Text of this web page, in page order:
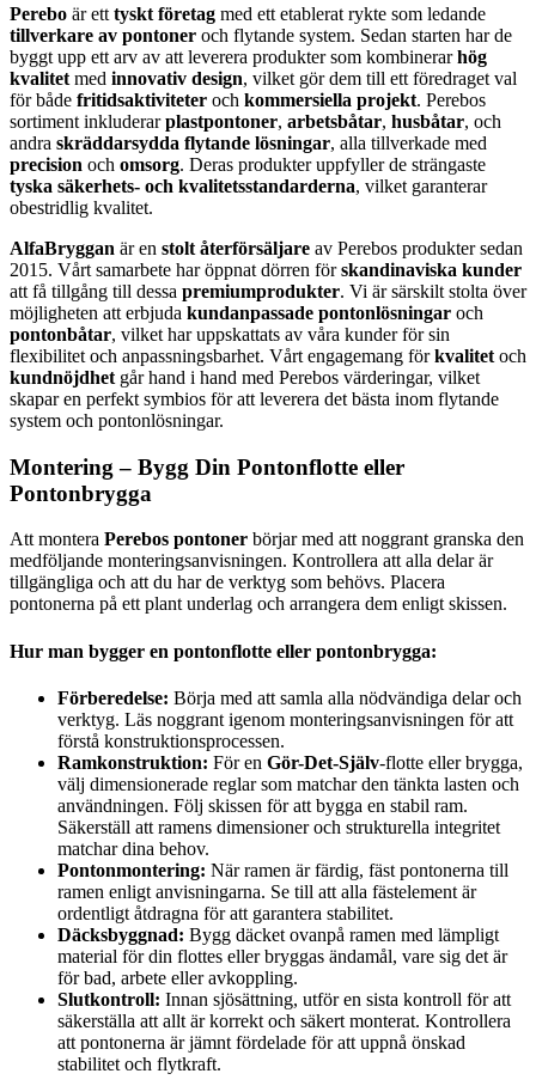
Perebo är ett tyskt företag med ett etablerat rykte som ledande
tillverkare av pontoner och flytande system. Sedan starten har de
byggt upp ett arv av att leverera produkter som kombinerarhög
kvalitet med innovativ design, vilket gör dem till ett föredraget val
för både fritidsaktiviteter och kommersiella projekt. Perebos
sortiment inkluderarplastpontoner, arbetsbåtar, husbåtar, och
andra skräddarsydda flytande lösningar, alla tillverkade med
precision och omsorg. Deras produkter uppfyller de strängaste
tyska säkerhets- och kvalitetsstandarderna, vilket garanterar
obestridlig kvalitet.
AlfaBryggan är en stolt återförsäljare av Perebos produkter sedan
2015. Vårt samarbete har öppnat dörren förskandinaviska kunder
att få tillgång till dessa premiumprodukter. Vi är särskilt stolta över
möjligheten att erbjuda kundanpassade pontonlösningar och
pontonbåtar, vilket har uppskattats av våra kunder för sin
flexibilitet och anpassningsbarhet. Vårt engagemang förkvalitet och
kundnöjdhet går hand i hand med Perebos värderingar, vilket
skapar en perfekt symbios för att leverera det bästa inom flytande
system och pontonlösningar.
Montering – Bygg Din Pontonflotte eller
Pontonbrygga
Att montera Perebos pontoner börjar med att noggrant granska den
medföljande monteringsanvisningen. Kontrollera att alla delar är
tillgängliga och att du har de verktyg som behövs. Placera
pontonerna på ett plant underlag och arrangera dem enligt skissen.
Hur man bygger en pontonflotte eller pontonbrygga:
Förberedelse: Börja med att samla alla nödvändiga delar och
verktyg. Läs noggrant igenom monteringsanvisningen för att
förstå konstruktionsprocessen.
Ramkonstruktion: För en Gör-Det-Själv-flotte eller brygga,
välj dimensionerade reglar som matchar den tänkta lasten och
användningen. Följ skissen för att bygga en stabil ram.
Säkerställ att ramens dimensioner och strukturella integritet
matchar dina behov.
Pontonmontering: När ramen är färdig, fäst pontonerna till
ramen enligt anvisningarna. Se till att alla fästelement är
ordentligt åtdragna för att garantera stabilitet.
Däcksbyggnad: Bygg däcket ovanpå ramen med lämpligt
material för din flottes eller bryggas ändamål, vare sig det är
för bad, arbete eller avkoppling.
Slutkontroll: Innan sjösättning, utför en sista kontroll för att
säkerställa att allt är korrekt och säkert monterat. Kontrollera
att pontonerna är jämnt fördelade för att uppnå önskad
stabilitet och flytkraft.